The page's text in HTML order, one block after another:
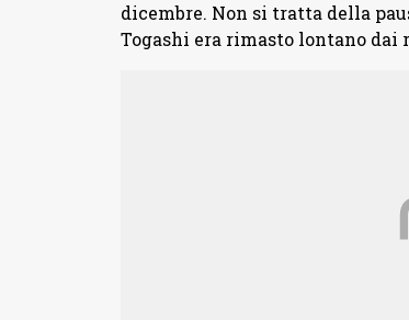
dicembre. Non si tratta della
Togashi era rimasto lontano